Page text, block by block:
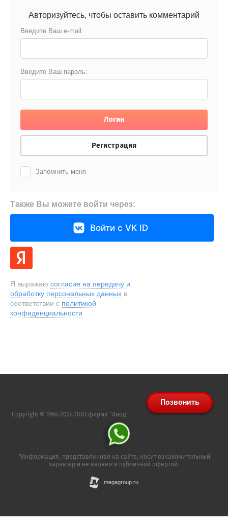
Авторизуйтесь, чтобы оставить комментарий
Введите Ваш e-mail:
Введите Ваш пароль:
Логин
Регистрация
Запомнить меня
Также Вы можете войти через:
Войти с VK ID
Я выражаю согласие на передачу и
обработку персональных данных в
соответствии с политикой
конфиденциальности
Copyright © 1994-2024 ООО фирма "Анод"
*Информация, представленная на сайте, носит ознакомительный
характер и не является публичной офертой.